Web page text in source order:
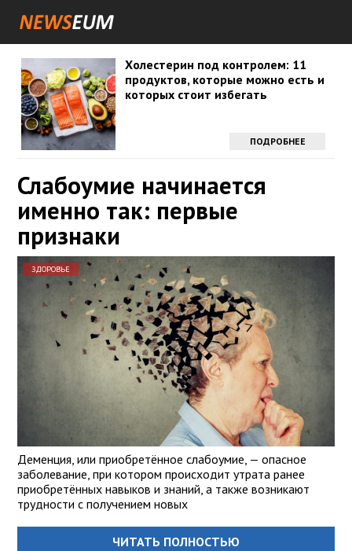
Холестерин под контролем: 11
продуктов, которые можно есть и
которых стоит избегать
ПОДРОБНЕЕ
Слабоумие начинается
именно так: первые
признаки
ЗДОРОВЬЕ
Деменция, или приобретённое слабоумие, — опасное
заболевание, при котором происходит утрата ранее
приобретённых навыков и знаний, а также возникают
трудности с получением новых
ЧИТАТЬ ПОЛНОСТЬЮ